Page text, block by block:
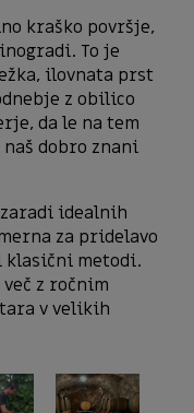
kraško površje,
To je
ilovnata prst
z obilico
da le na tem
dobro znani
idealnih
za pridelavo
klasični metodi.
z ročnim
v velikih